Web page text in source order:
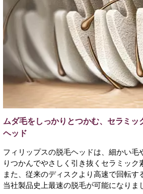
ムダ毛をしっかりとつかむ、セラミッ
ヘッド
フィリップスの脱毛ヘッドは、細かい毛
りつかんでやさしく引き抜くセラミック
また、従来のディスクより高速で回転す
当社製品史上最速の脱毛が可能になりま